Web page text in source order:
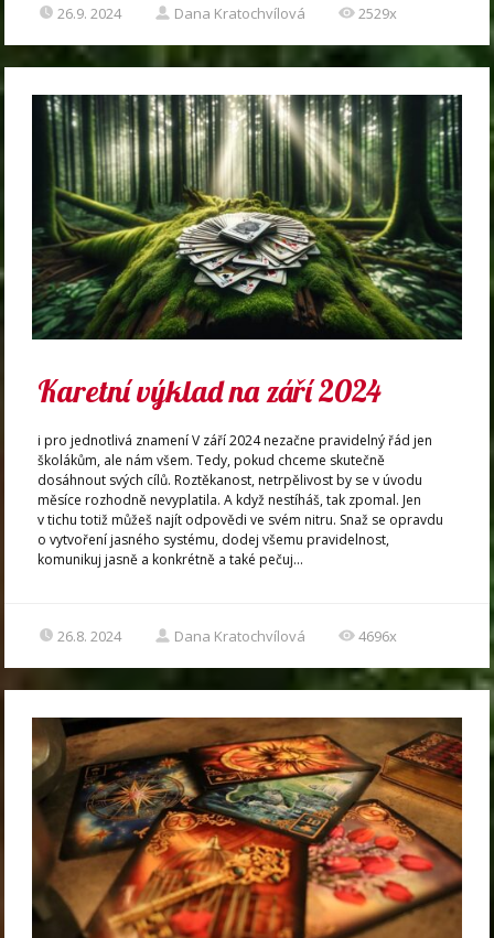
26.9. 2024 Dana Kratochvílová 2529x
Karetní výklad na září 2024
i pro jednotlivá znamení V září 2024 nezačne pravidelný řád jen
školákům, ale nám všem. Tedy, pokud chceme skutečně
dosáhnout svých cílů. Roztěkanost, netrpělivost by se v úvodu
měsíce rozhodně nevyplatila. A když nestíháš, tak zpomal. Jen
v tichu totiž můžeš najít odpovědi ve svém nitru. Snaž se opravdu
o vytvoření jasného systému, dodej všemu pravidelnost,
komunikuj jasně a konkrétně a také pečuj...
26.8. 2024 Dana Kratochvílová 4696x